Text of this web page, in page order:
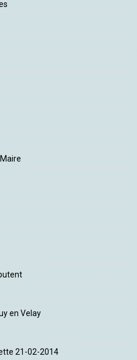
en Velay
21-02-2014